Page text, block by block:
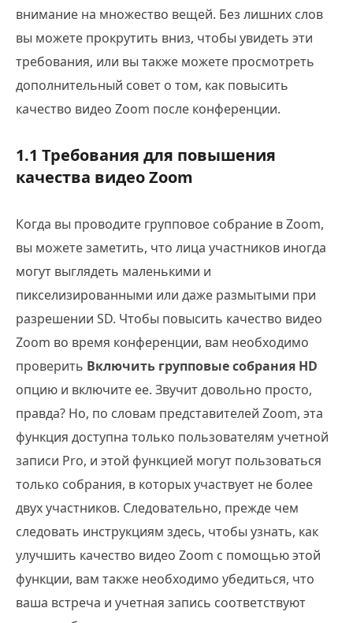
внимание на множество вещей. Без лишних слов
вы можете прокрутить вниз, чтобы увидеть эти
требования, или вы также можете просмотреть
дополнительный совет о том, как повысить
качество видео Zoom после конференции.
1.1 Требования для повышения
качества видео Zoom
Когда вы проводите групповое собрание в Zoom,
вы можете заметить, что лица участников иногда
могут выглядеть маленькими и
пикселизированными или даже размытыми при
разрешении SD. Чтобы повысить качество видео
Zoom во время конференции, вам необходимо
проверить Включить групповые собрания HD
опцию и включите ее. Звучит довольно просто,
правда? Но, по словам представителей Zoom, эта
функция доступна только пользователям учетной
записи Pro, и этой функцией могут пользоваться
только собрания, в которых участвует не более
двух участников. Следовательно, прежде чем
следовать инструкциям здесь, чтобы узнать, как
улучшить качество видео Zoom с помощью этой
функции, вам также необходимо убедиться, что
ваша встреча и учетная запись соответствуют